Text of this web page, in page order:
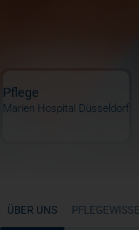
Pflege
Marien Hospital Düsseldorf
ÜBER UNS